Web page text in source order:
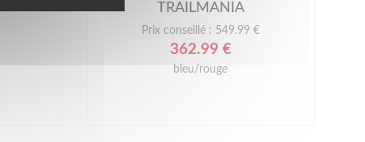
TRAILMANIA
Prix conseillé : 549.99 €
362.99 €
bleu/rouge